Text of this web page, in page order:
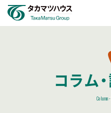
コラム
Column